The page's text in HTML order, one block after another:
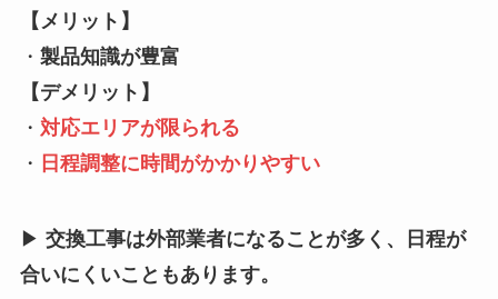
【メリット】
・ 製品知識が豊富
【デメリット】
・ 対応エリアが限られる
・ 日程調整に時間がかかりやすい
▶ 交換工事は外部業者になることが多く、日程が
合いにくいこともあります。